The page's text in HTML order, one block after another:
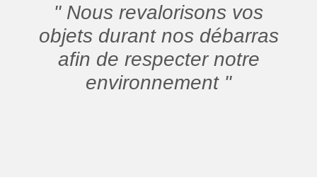
" Nous revalorisons vos
objets durant nos débarras
afin de respecter notre
environnement "